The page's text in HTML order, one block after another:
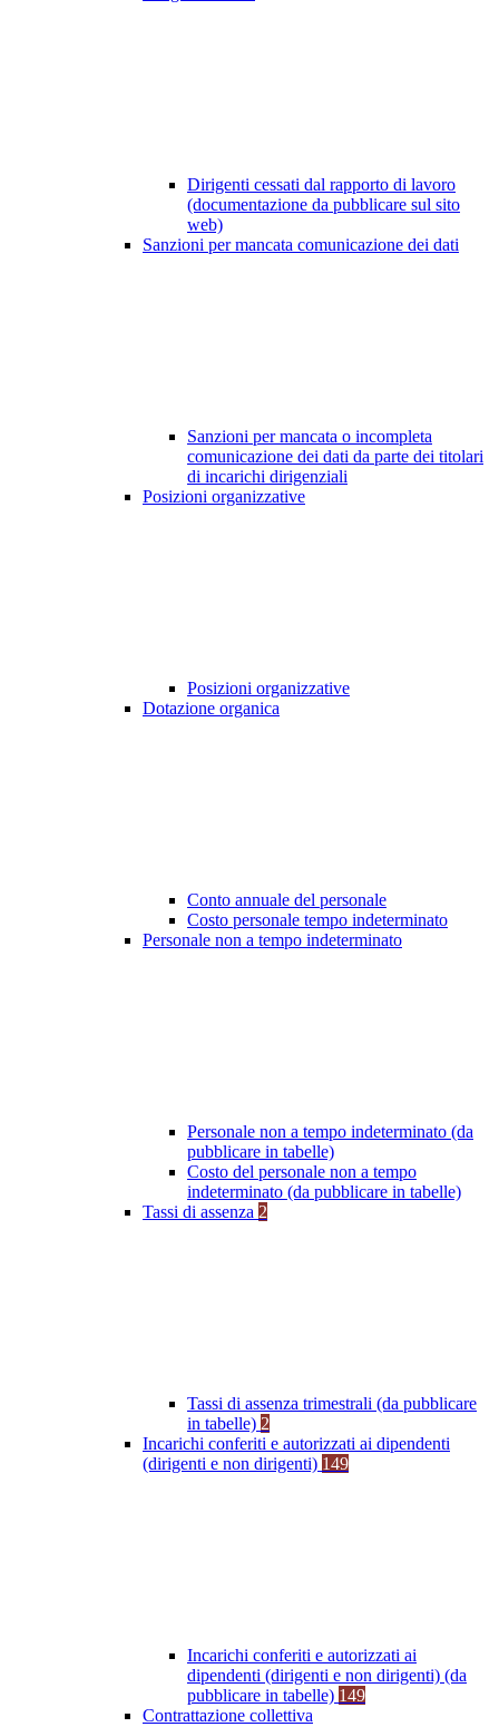
Dirigenti cessati dal rapporto di lavoro
(documentazione da pubblicare sul sito
web)
Sanzioni per mancata comunicazione dei dati
Sanzioni per mancata o incompleta
comunicazione dei dati da parte dei titolari
di incarichi dirigenziali
Posizioni organizzative
Posizioni organizzative
Dotazione organica
Conto annuale del personale
Costo personale tempo indeterminato
Personale non a tempo indeterminato
Personale non a tempo indeterminato (da
pubblicare in tabelle)
Costo del personale non a tempo
indeterminato (da pubblicare in tabelle)
Tassi di assenza 2
Tassi di assenza trimestrali (da pubblicare
in tabelle) 2
Incarichi conferiti e autorizzati ai dipendenti
(dirigenti e non dirigenti) 149
Incarichi conferiti e autorizzati ai
dipendenti (dirigenti e non dirigenti) (da
pubblicare in tabelle) 149
Contrattazione collettiva